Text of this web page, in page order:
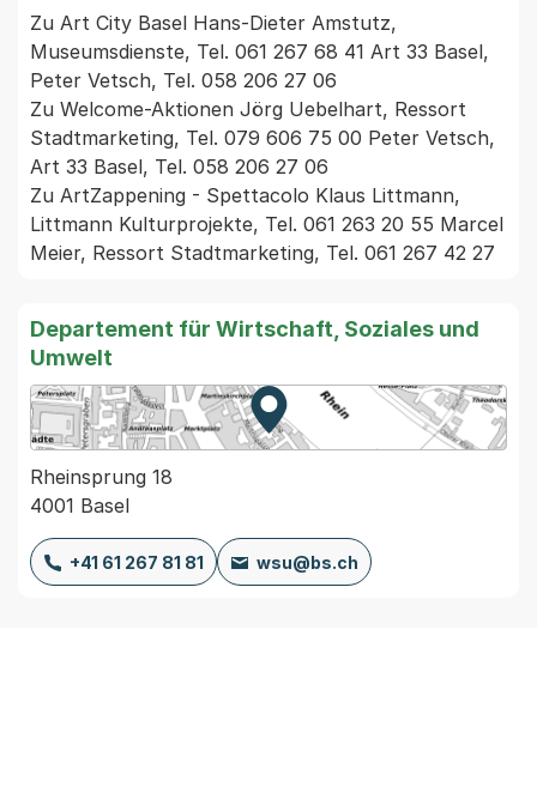
Zu Art City Basel Hans-Dieter Amstutz,
Museumsdienste, Tel. 061 267 68 41 Art 33 Basel,
Peter Vetsch, Tel. 058 206 27 06
Zu Welcome-Aktionen Jörg Uebelhart, Ressort
Stadtmarketing, Tel. 079 606 75 00 Peter Vetsch,
Art 33 Basel, Tel. 058 206 27 06
Zu ArtZappening - Spettacolo Klaus Littmann,
Littmann Kulturprojekte, Tel. 061 263 20 55 Marcel
Meier, Ressort Stadtmarketing, Tel. 061 267 42 27
Departement für Wirtschaft, Soziales und
Umwelt
Zur Karte von MapBS.
Externer Link, wird in einem
Rheinsprung 18
4001 Basel
+41 61 267 81 81 wsu@bs.ch